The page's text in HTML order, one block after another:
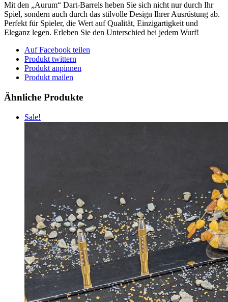
Mit den „Aurum“ Dart-Barrels heben Sie sich nicht nur durch Ihr
Spiel, sondern auch durch das stilvolle Design Ihrer Ausrüstung ab.
Perfekt für Spieler, die Wert auf Qualität, Einzigartigkeit und
Eleganz legen. Erleben Sie den Unterschied bei jedem Wurf!
Auf Facebook teilen
Produkt twittern
Produkt anpinnen
Produkt mailen
Ähnliche Produkte
Sale!